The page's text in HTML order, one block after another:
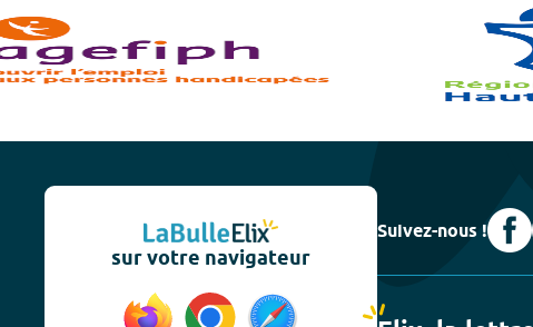
sur votre navigateur
Suivez-nous !